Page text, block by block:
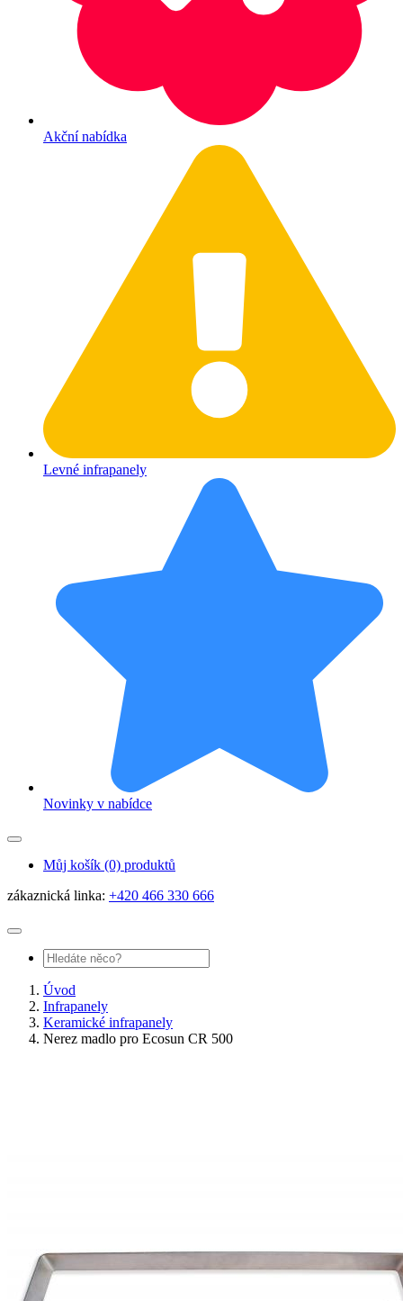
Akční nabídka
Levné infrapanely
Novinky v nabídce
Můj košík (0) produktů
zákaznická linka: +420 466 330 666
Úvod
Infrapanely
Keramické infrapanely
Nerez madlo pro Ecosun CR 500